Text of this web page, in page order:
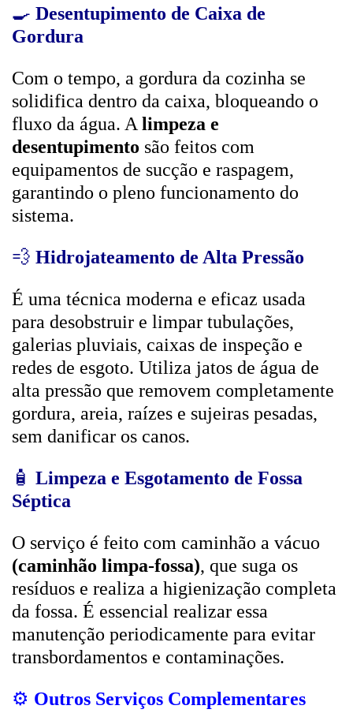
🍳 Desentupimento de Caixa de
Gordura
Com o tempo, a gordura da cozinha se
solidifica dentro da caixa, bloqueando o
fluxo da água. A limpeza e
desentupimento são feitos com
equipamentos de sucção e raspagem,
garantindo o pleno funcionamento do
sistema.
💨 Hidrojateamento de Alta Pressão
É uma técnica moderna e eficaz usada
para desobstruir e limpar tubulações,
galerias pluviais, caixas de inspeção e
redes de esgoto. Utiliza jatos de água de
alta pressão que removem completamente
gordura, areia, raízes e sujeiras pesadas,
sem danificar os canos.
🧴 Limpeza e Esgotamento de Fossa
Séptica
O serviço é feito com caminhão a vácuo
(caminhão limpa-fossa), que suga os
resíduos e realiza a higienização completa
da fossa. É essencial realizar essa
manutenção periodicamente para evitar
transbordamentos e contaminações.
⚙️ Outros Serviços Complementares